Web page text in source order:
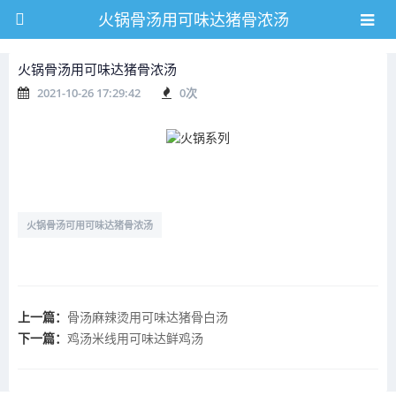
火锅骨汤用可味达猪骨浓汤
火锅骨汤用可味达猪骨浓汤
2021-10-26 17:29:42 0次
火锅骨汤可用可味达猪骨浓汤
上一篇： 骨汤麻辣烫用可味达猪骨白汤
下一篇： 鸡汤米线用可味达鲜鸡汤